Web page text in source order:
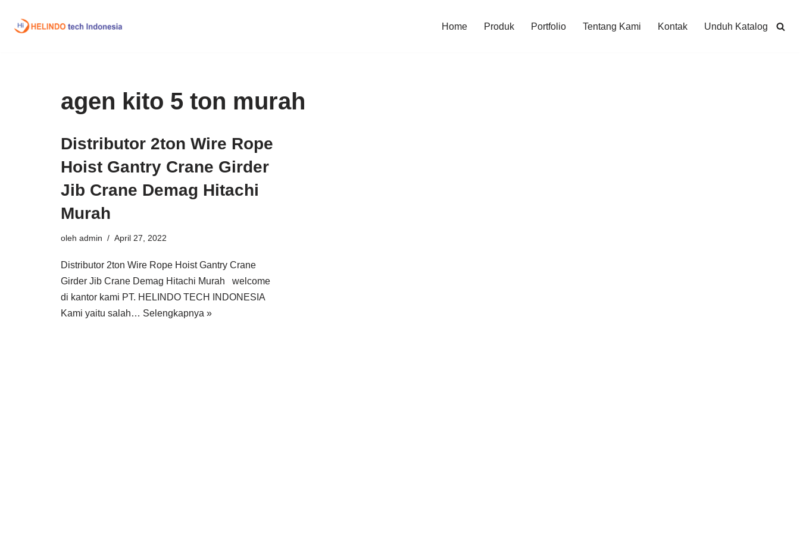
Lompat
Home Produk Portfolio Tentang Kami Kontak Unduh Katalog
agen kito 5 ton murah
Distributor 2ton Wire Rope
Hoist Gantry Crane Girder
Jib Crane Demag Hitachi
Murah
oleh admin April 27, 2022
Distributor 2ton Wire Rope Hoist Gantry Crane
Girder Jib Crane Demag Hitachi Murah welcome
di kantor kami PT. HELINDO TECH INDONESIA
Kami yaitu salah… Selengkapnya »